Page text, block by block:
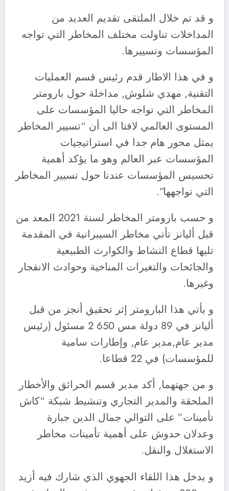
و قد تم خلال الملتقى تقديم العديد من
المداخلات تناولت مختلف المخاطر التي تواجه
المؤسسات وتسييرها.
و في هذا الاطار قدم رئيس قسم العمليات
التقنية, مهدي شلوش, مداخلة حول بارومتر
المخاطر التي تواجه حاليا المؤسسات على
المستوى العالمي لافتا الى أن “تسيير المخاطر
يمثل محور هام جدا في استراتيجيات
المؤسسات عبر العالم وهو ما يؤكد أهمية
تحسيس المؤسسات عندنا حول تسيير المخاطر
التي تواجهها”.
و حسب بارومتر المخاطر لسنة 2021 المعد من
قبل أليانز تأتي مخاطر السيبرانية في المقدمة
تليها قطاع النشاط والكوارث الطبيعية
والجائحات والتغيرات المناخية وحوادث الانفجار
وغيرها.
و يأتي هذا البارومتر إثر تحقيق أنجز من قبل
أليانز في 89 دولة مس 650 2 مسئول (رئيس
مدير عام,مدير عام, وإطارات سامية
للمؤسسات) في 22 قطاعا.
و من جهتهما, أكد مدير قسم الحرائق والأخطار
الملحقة والمدير التجاري وتنشيط شبكة “كاش
تأمينات” على التوالي جمال الدين جبارة
وعدلان حدوش على أهمية تأمينات مخاطر
الاستغلال والنقل.
و يدخل هذا اللقاء الجهوي الذي شارك فيه أزيد